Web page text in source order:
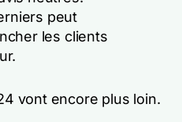
peut
les clients
vont encore plus loin.